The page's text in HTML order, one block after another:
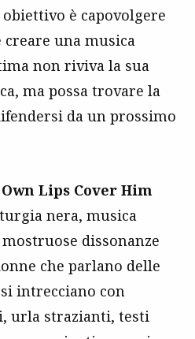
è capovolgere
una musica
non riviva la sua
ma possa trovare la
da un prossimo
Lips Cover Him
nera, musica
dissonanze
che parlano delle
intrecciano con
urla strazianti, testi